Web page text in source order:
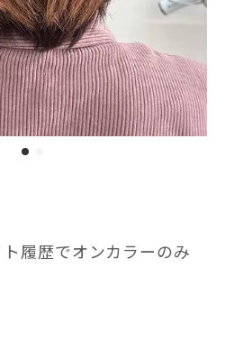
履歴でオンカラーのみ